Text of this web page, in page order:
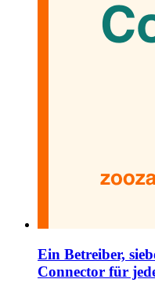
Ein Betreiber,
Connector für